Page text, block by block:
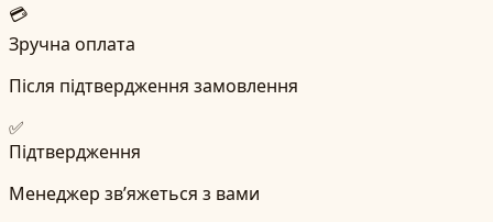
💳
Зручна оплата
Після підтвердження замовлення
✅
Підтвердження
Менеджер зв’яжеться з вами